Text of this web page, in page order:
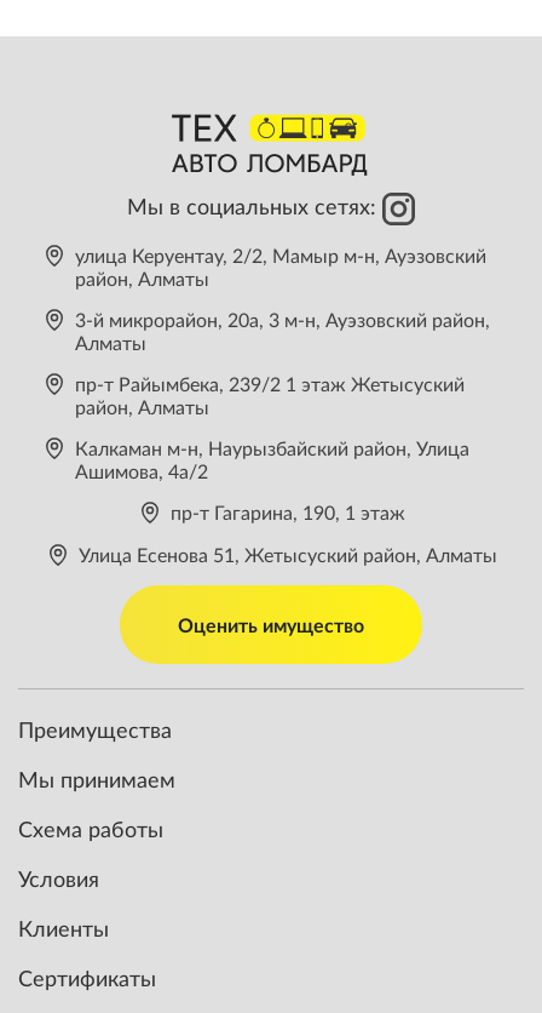
Мы в социальных сетях:
улица Керуентау, 2/2, Мамыр м-н, Ауэзовский
район, Алматы
3-й микрорайон, 20а, 3 м-н, Ауэзовский район,
Алматы
пр-т Райымбека, 239/2 1 этаж Жетысуский
район, Алматы
​Калкаман м-н, Наурызбайский район, Улица
Ашимова, 4а/2
пр-т Гагарина, 190, ​1 этаж
Улица Есенова 51, Жетысуский район, Алматы
Оценить имущество
Преимущества
Мы принимаем
Схема работы
Условия
Клиенты
Сертификаты